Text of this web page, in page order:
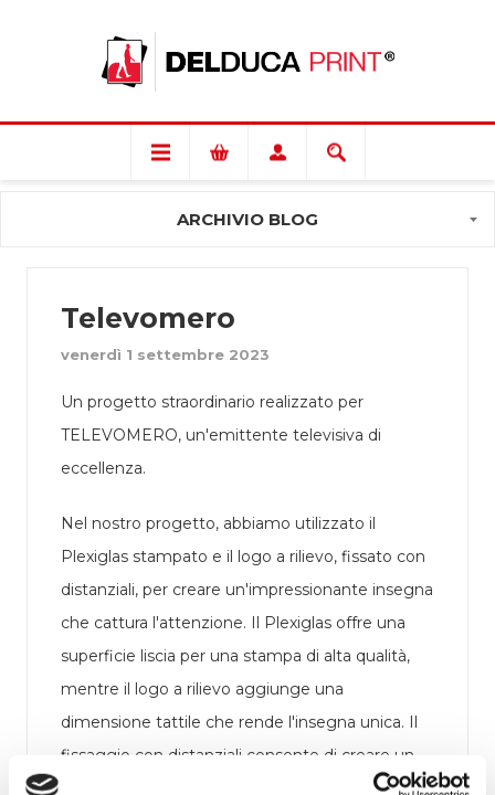
ARCHIVIO BLOG
Televomero
venerdì 1 settembre 2023
Un progetto straordinario realizzato per
TELEVOMERO, un'emittente televisiva di
eccellenza.
Nel nostro progetto, abbiamo utilizzato il
Plexiglas stampato e il logo a rilievo, fissato con
distanziali, per creare un'impressionante insegna
che cattura l'attenzione. Il Plexiglas offre una
superficie liscia per una stampa di alta qualità,
mentre il logo a rilievo aggiunge una
dimensione tattile che rende l'insegna unica. Il
fissaggio con distanziali consente di creare un